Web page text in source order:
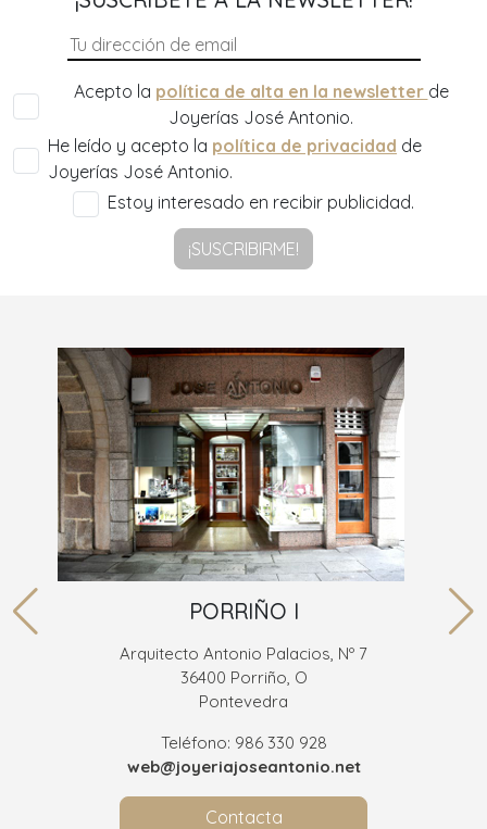
Acepto la política de alta en la newsletter de
Joyerías José Antonio.
He leído y acepto la política de privacidad de
Joyerías José Antonio.
Estoy interesado en recibir publicidad.
¡SUSCRIBIRME!
PORRIÑO I
Arquitecto Antonio Palacios, Nº 7
36400 Porriño, O
Pontevedra
Teléfono: 986 330 928
web@joyeriajoseantonio.net
Contacta